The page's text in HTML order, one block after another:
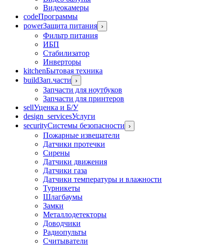
Видеокамеры
codeПрограммы
powerЗащита питания ›
Фильтр питания
ИБП
Стабилизатор
Инверторы
kitchenБытовая техника
buildЗап.части ›
Запчасти для ноутбуков
Запчасти для принтеров
sellУценка и Б/У
design_servicesУслуги
securityСистемы безопасности ›
Пожарные извещатели
Датчики протечки
Сирены
Датчики движения
Датчики газа
Датчики температуры и влажности
Турникеты
Шлагбаумы
Замки
Металлодетекторы
Доводчики
Радиопульты
Считыватели